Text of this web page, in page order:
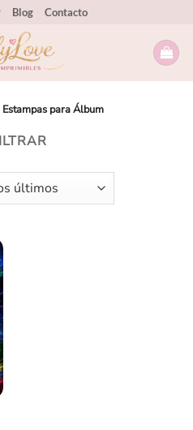
Blog Contacto
Estampas para Álbum